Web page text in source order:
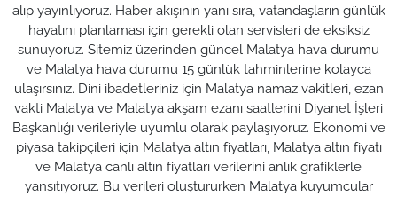
alıp yayınlıyoruz. Haber akışının yanı sıra, vatandaşların günlük
hayatını planlaması için gerekli olan servisleri de eksiksiz
sunuyoruz. Sitemiz üzerinden güncel Malatya hava durumu
ve Malatya hava durumu 15 günlük tahminlerine kolayca
ulaşırsınız. Dini ibadetleriniz için Malatya namaz vakitleri, ezan
vakti Malatya ve Malatya akşam ezanı saatlerini Diyanet İşleri
Başkanlığı verileriyle uyumlu olarak paylaşıyoruz. Ekonomi ve
piyasa takipçileri için Malatya altın fiyatları, Malatya altın fiyatı
ve Malatya canlı altın fiyatları verilerini anlık grafiklerle
yansıtıyoruz. Bu verileri oluştururken Malatya kuyumcular